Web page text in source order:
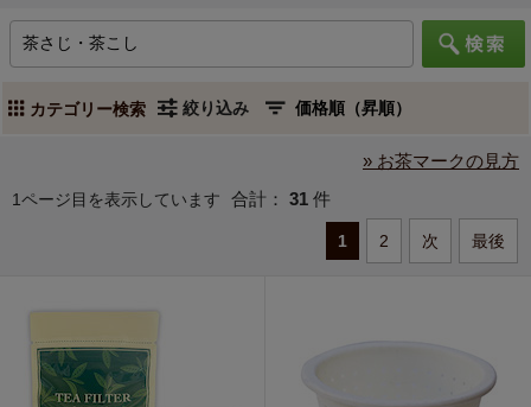
カテゴリー検索 絞り込み
» お茶マークの見方
1ページ目を表示しています 合計： 31 件
1 2 次 最後